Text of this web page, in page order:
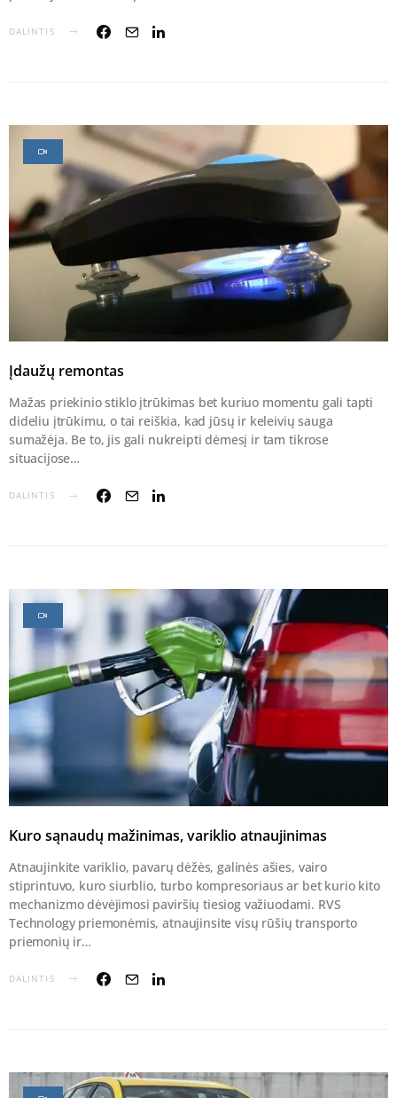
DALINTIS
Įdaužų remontas
Mažas priekinio stiklo įtrūkimas bet kuriuo momentu gali tapti
dideliu įtrūkimu, o tai reiškia, kad jūsų ir keleivių sauga
sumažėja. Be to, jis gali nukreipti dėmesį ir tam tikrose
situacijose…
DALINTIS
Kuro sąnaudų mažinimas, variklio atnaujinimas
Atnaujinkite variklio, pavarų dėžės, galinės ašies, vairo
stiprintuvo, kuro siurblio, turbo kompresoriaus ar bet kurio kito
mechanizmo dėvėjimosi paviršių tiesiog važiuodami. RVS
Technology priemonėmis, atnaujinsite visų rūšių transporto
priemonių ir…
DALINTIS